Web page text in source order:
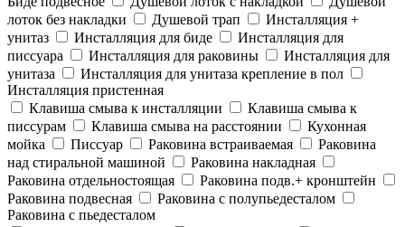
лоток без накладки
Душевой трап
Инсталляция +
унитаз
Инсталляция для биде
Инсталляция для
писсуара
Инсталляция для раковины
Инсталляция для
унитаза
Инсталляция для унитаза крепление в пол
Инсталляция пристенная
Клавиша смыва к инсталляции
Клавиша смыва к
писсурам
Клавиша смыва на расстоянии
Кухонная
мойка
Писсуар Раковина встраиваемая
Раковина
над стиральной машиной
Раковина накладная
Раковина отдельностоящая
Раковина подв.+ кронштейн
Раковина подвесная
Раковина с полупьедесталом
Раковина с пьедесталом